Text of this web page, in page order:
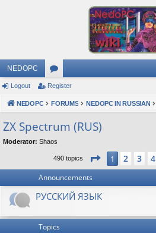
NEDOPC
or
u
s
Logout Register
NEDOPC FORUMS NEDOPC IN RUSSIAN
ZX Spectrum (RUS)
Moderator: Shaos
490 topics Page 1of10
1 2 3 4
Announcements
РУССКИЙ ЯЗЫК
Topics